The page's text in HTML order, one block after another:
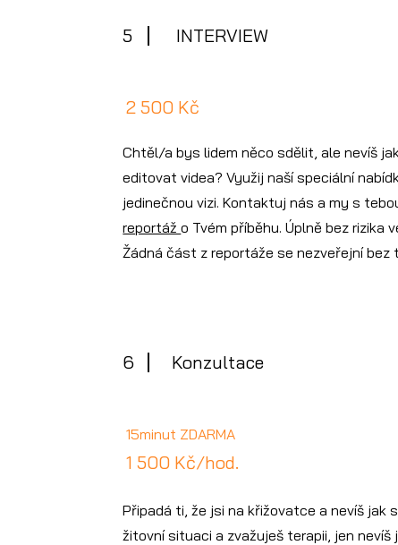
5 INTERVIEW
2 500 Kč
Chtěl/a bys lidem něco sdělit, ale nevíš
editovat videa? Využij naší speciální
jedinečnou vizi. Kontaktuj nás a my s
reportážo Tvém příběhu. Úplně bez rizika
Žádná část z reportáže se nezveřejní bez
6 Konzultace
15minut ZDARMA
1 500 Kč/hod.
Připadá ti, že jsi na křižovatce a nevíš jak
žitovní situaci a zvažuješ terapii, jen nevíš